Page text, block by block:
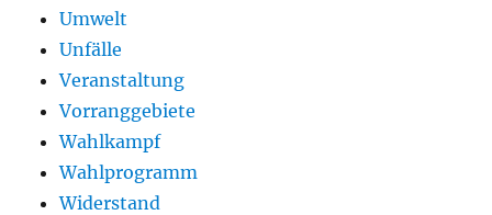
Umwelt
Unfälle
Veranstaltung
Vorranggebiete
Wahlkampf
Wahlprogramm
Widerstand